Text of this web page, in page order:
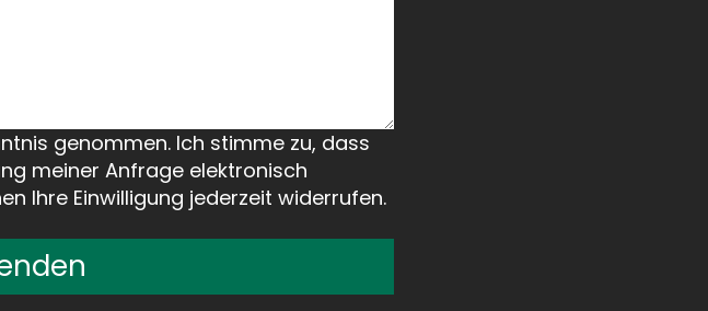
genommen. Ich stimme zu, dass
meiner Anfrage elektronisch
Ihre Einwilligung jederzeit widerrufen.